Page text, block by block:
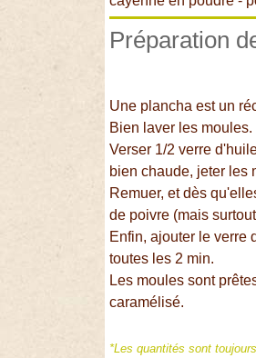
Préparation
Une plancha est un
Bien laver les moules.
Verser 1/2 verre
bien chaude, jeter les
Remuer, et dès
de poivre (mais
Enfin, ajouter le verre
toutes les 2 min.
Les moules sont
caramélisé.
*Les quantités sont